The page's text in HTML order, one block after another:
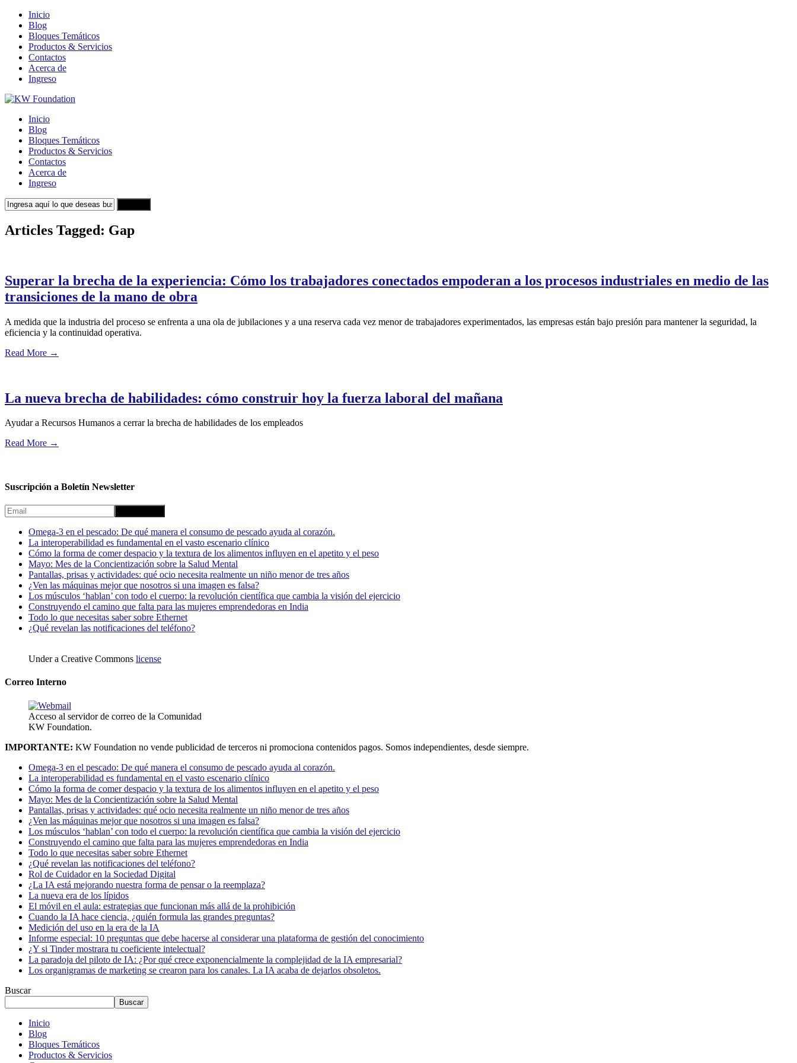
Inicio
Blog
Bloques Temáticos
Productos & Servicios
Contactos
Acerca de
Ingreso
Inicio
Blog
Bloques Temáticos
Productos & Servicios
Contactos
Acerca de
Ingreso
Articles Tagged: Gap
Superar la brecha de la experiencia: Cómo los trabajadores conectados empoderan a los procesos industriales en medio de las
transiciones de la mano de obra
A medida que la industria del proceso se enfrenta a una ola de jubilaciones y a una reserva cada vez menor de trabajadores experimentados, las empresas están bajo presión para mantener la seguridad, la
eficiencia y la continuidad operativa.
Read More →
La nueva brecha de habilidades: cómo construir hoy la fuerza laboral del mañana
Ayudar a Recursos Humanos a cerrar la brecha de habilidades de los empleados
Read More →
Suscripción a Boletín Newsletter
Omega-3 en el pescado: De qué manera el consumo de pescado ayuda al corazón.
La interoperabilidad es fundamental en el vasto escenario clínico
Cómo la forma de comer despacio y la textura de los alimentos influyen en el apetito y el peso
Mayo: Mes de la Concientización sobre la Salud Mental
Pantallas, prisas y actividades: qué ocio necesita realmente un niño menor de tres años
¿Ven las máquinas mejor que nosotros si una imagen es falsa?
Los músculos ‘hablan’ con todo el cuerpo: la revolución científica que cambia la visión del ejercicio
Construyendo el camino que falta para las mujeres emprendedoras en India
Todo lo que necesitas saber sobre Ethernet
¿Qué revelan las notificaciones del teléfono?
Under a Creative Commons license
Correo Interno
Acceso al servidor de correo de la Comunidad
KW Foundation.
IMPORTANTE: KW Foundation no vende publicidad de terceros ni promociona contenidos pagos. Somos independientes, desde siempre.
Omega-3 en el pescado: De qué manera el consumo de pescado ayuda al corazón.
La interoperabilidad es fundamental en el vasto escenario clínico
Cómo la forma de comer despacio y la textura de los alimentos influyen en el apetito y el peso
Mayo: Mes de la Concientización sobre la Salud Mental
Pantallas, prisas y actividades: qué ocio necesita realmente un niño menor de tres años
¿Ven las máquinas mejor que nosotros si una imagen es falsa?
Los músculos ‘hablan’ con todo el cuerpo: la revolución científica que cambia la visión del ejercicio
Construyendo el camino que falta para las mujeres emprendedoras en India
Todo lo que necesitas saber sobre Ethernet
¿Qué revelan las notificaciones del teléfono?
Rol de Cuidador en la Sociedad Digital
¿La IA está mejorando nuestra forma de pensar o la reemplaza?
La nueva era de los lípidos
El móvil en el aula: estrategias que funcionan más allá de la prohibición
Cuando la IA hace ciencia, ¿quién formula las grandes preguntas?
Medición del uso en la era de la IA
Informe especial: 10 preguntas que debe hacerse al considerar una plataforma de gestión del conocimiento
¿Y si Tinder mostrara tu coeficiente intelectual?
La paradoja del piloto de IA: ¿Por qué crece exponencialmente la complejidad de la IA empresarial?
Los organigramas de marketing se crearon para los canales. La IA acaba de dejarlos obsoletos.
Buscar
Buscar
Inicio
Blog
Bloques Temáticos
Productos & Servicios